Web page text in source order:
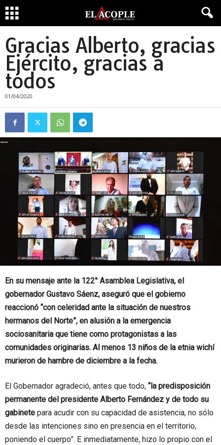
Gracias Alberto, gracias
Ejército, gracias a
todos
01/04/2020
En su mensaje ante la 122° Asamblea Legislativa, el
gobernador Gustavo Sáenz, aseguró que el gobierno
reaccionó “con celeridad ante la situación de nuestros
hermanos del Norte”, en alusión a la emergencia
sociosanitaria que tiene como protagonistas a las
comunidades originarias. Al menos 13 niños de la etnia wichí
murieron de hambre de diciembre a la fecha.
El Gobernador agradeció, antes que todo, “la predisposición
permanente del presidente Alberto Fernández y de todo su
gabinete para acudir con su capacidad de asistencia, no sólo
desde las intenciones sino en presencia en el territorio,
poniendo el cuerpo”. E inmediatamente, hizo lo propio con el